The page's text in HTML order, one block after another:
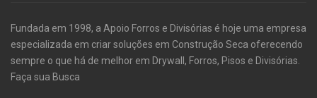
Fundada em 1998, a Apoio Forros e Divisórias é hoje uma empresa
especializada em criar soluções em Construção Seca oferecendo
sempre o que há de melhor em Drywall, Forros, Pisos e Divisórias.
Faça sua Busca